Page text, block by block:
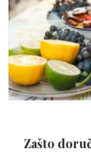
Zašto